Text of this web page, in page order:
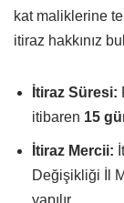
kat maliklerine
itiraz hakkınız
İtiraz Süresi:
itibaren 15
İtiraz Mercii:
Değişikliği İl
yapılır.